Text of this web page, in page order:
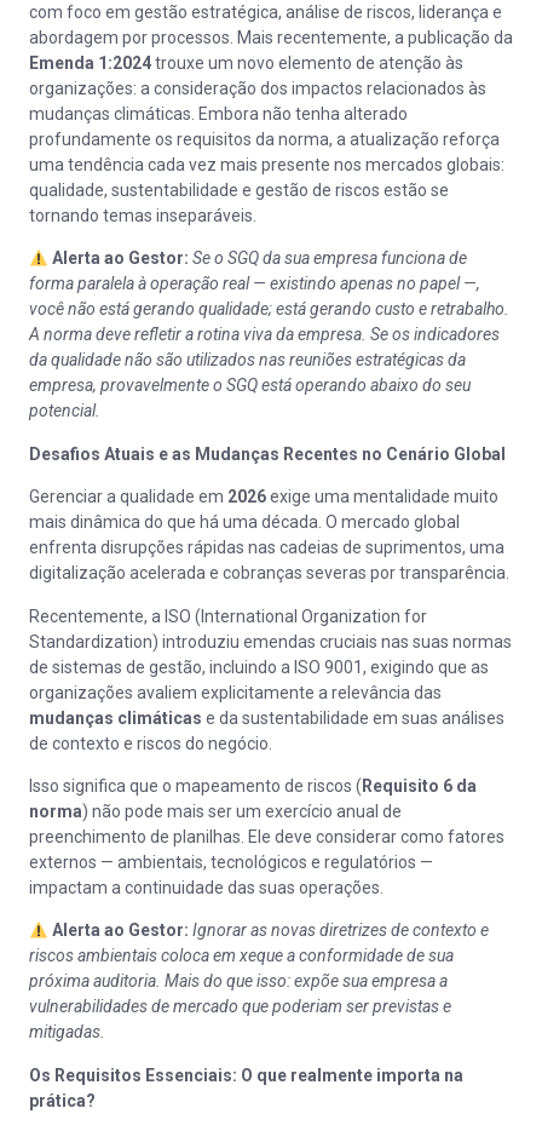
com foco em gestão estratégica, análise de riscos, liderança e
abordagem por processos. Mais recentemente, a publicação da
Emenda 1:2024trouxe um novo elemento de atenção às
organizações: a consideração dos impactos relacionados às
mudanças climáticas. Embora não tenha alterado
profundamente os requisitos da norma, a atualização reforça
uma tendência cada vez mais presente nos mercados globais:
qualidade, sustentabilidade e gestão de riscos estão se
tornando temas inseparáveis.
Alerta ao Gestor: Se o SGQ da sua empresa funciona de
forma paralela à operação real — existindo apenas no papel —,
você não está gerando qualidade; está gerando custo e retrabalho.
A norma deve refletir a rotina viva da empresa. Se os indicadores
da qualidade não são utilizados nas reuniões estratégicas da
empresa, provavelmente o SGQ está operando abaixo do seu
potencial.
Desafios Atuais e as Mudanças Recentes no Cenário Global
Gerenciar a qualidade em 2026exige uma mentalidade muito
mais dinâmica do que há uma década. O mercado global
enfrenta disrupções rápidas nas cadeias de suprimentos, uma
digitalização acelerada e cobranças severas por transparência.
Recentemente, a ISO (International Organization for
Standardization) introduziu emendas cruciais nas suas normas
de sistemas de gestão, incluindo a ISO 9001, exigindo que as
organizações avaliem explicitamente a relevância das
mudanças climáticas e da sustentabilidade em suas análises
de contexto e riscos do negócio.
Isso significa que o mapeamento de riscos ( Requisito 6 da
norma) não pode mais ser um exercício anual de
preenchimento de planilhas. Ele deve considerar como fatores
externos — ambientais, tecnológicos e regulatórios —
impactam a continuidade das suas operações.
Alerta ao Gestor: Ignorar as novas diretrizes de contexto e
riscos ambientais coloca em xeque a conformidade de sua
próxima auditoria. Mais do que isso: expõe sua empresa a
vulnerabilidades de mercado que poderiam ser previstas e
mitigadas.
Os Requisitos Essenciais: O que realmente importa na
prática?